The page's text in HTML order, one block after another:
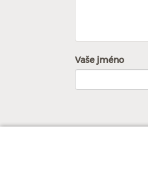
Vaše jméno